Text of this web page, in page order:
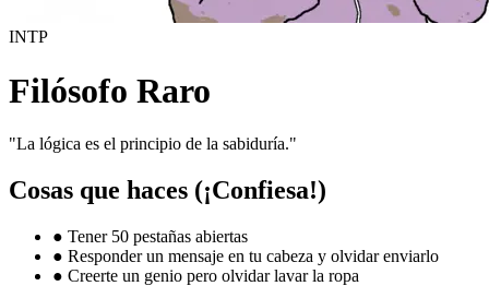
INTP
Filósofo Raro
"La lógica es el principio de la sabiduría."
Cosas que haces (¡Confiesa!)
● Tener 50 pestañas abiertas
● Responder un mensaje en tu cabeza y olvidar enviarlo
● Creerte un genio pero olvidar lavar la ropa